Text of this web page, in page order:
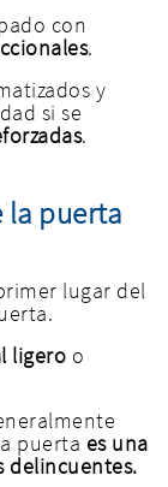
con
.
y
si se
.
la puerta
lugar del
ligero o
puerta es una
delincuentes.